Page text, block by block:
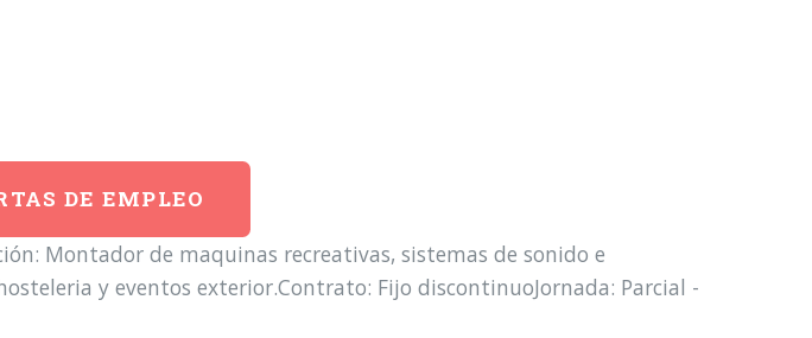
DE EMPLEO
Montador de maquinas recreativas, sistemas de sonido e
y eventos exterior.Contrato: Fijo discontinuoJornada: Parcial -